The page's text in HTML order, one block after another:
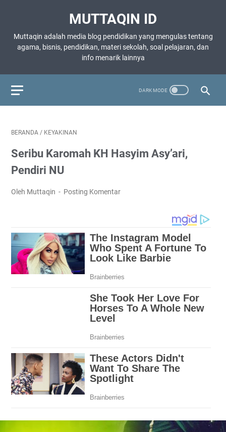
MUTTAQIN ID
Muttaqin adalah media blog pendidikan yang mengulas tentang
agama, bisnis, pendidikan, materi sekolah, soal pelajaran, dan
info menarik lainnya
BERANDA / KEYAKINAN
Seribu Karomah KH Hasyim Asy’ari,
Pendiri NU
Oleh Muttaqin Posting Komentar